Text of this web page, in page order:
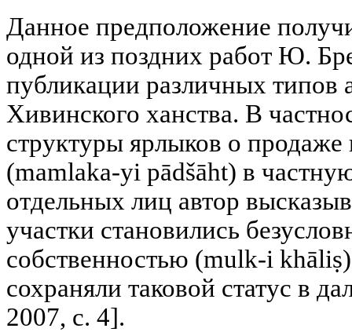
Данное предположение
одной из поздних работ Ю.
публикации различных типов
Хивинского ханства. В
структуры ярлыков о продаже
(mamlaka-yi pādšāht) в
отдельных лиц автор
участки становились
собственностью (mulk-i
сохраняли таковой статус в
2007, с. 4].